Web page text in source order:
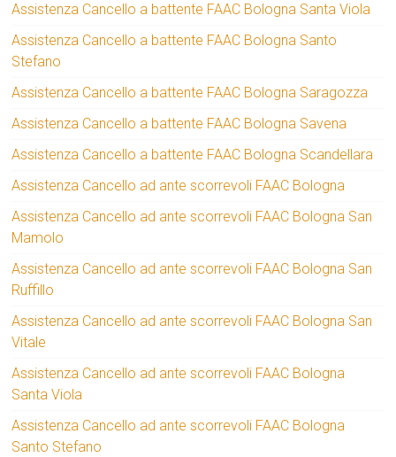
Assistenza Cancello a battente FAAC Bologna Santa Viola
Assistenza Cancello a battente FAAC Bologna Santo
Stefano
Assistenza Cancello a battente FAAC Bologna Saragozza
Assistenza Cancello a battente FAAC Bologna Savena
Assistenza Cancello a battente FAAC Bologna Scandellara
Assistenza Cancello ad ante scorrevoli FAAC Bologna
Assistenza Cancello ad ante scorrevoli FAAC Bologna San
Mamolo
Assistenza Cancello ad ante scorrevoli FAAC Bologna San
Ruffillo
Assistenza Cancello ad ante scorrevoli FAAC Bologna San
Vitale
Assistenza Cancello ad ante scorrevoli FAAC Bologna
Santa Viola
Assistenza Cancello ad ante scorrevoli FAAC Bologna
Santo Stefano